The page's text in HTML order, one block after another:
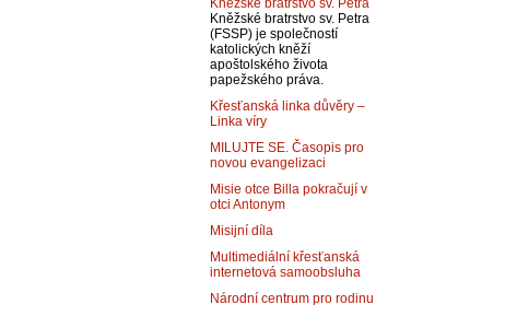
Kněžské bratrstvo sv. Petra
Kněžské bratrstvo sv. Petra
(FSSP) je společností
katolických kněží
apoštolského života
papežského práva.
Křesťanská linka důvěry –
Linka víry
MILUJTE SE. Časopis pro
novou evangelizaci
Misie otce Billa pokračují v
otci Antonym
Misijní díla
Multimediální křesťanská
internetová samoobsluha
Národní centrum pro rodinu